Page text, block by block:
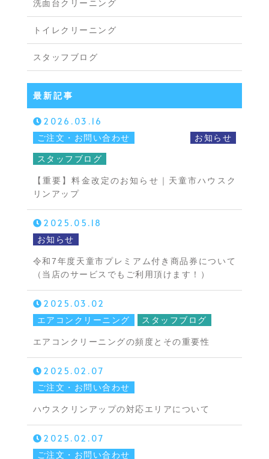
洗面台クリーニング
トイレクリーニング
スタッフブログ
最新記事
2026.03.16
ご注文・お問い合わせ お知らせ
スタッフブログ
【重要】料金改定のお知らせ｜天童市ハウスク
リンアップ
2025.05.18
お知らせ
令和7年度天童市プレミアム付き商品券について
（当店のサービスでもご利用頂けます！）
2025.03.02
エアコンクリーニング スタッフブログ
エアコンクリーニングの頻度とその重要性
2025.02.07
ご注文・お問い合わせ
ハウスクリンアップの対応エリアについて
2025.02.07
ご注文・お問い合わせ